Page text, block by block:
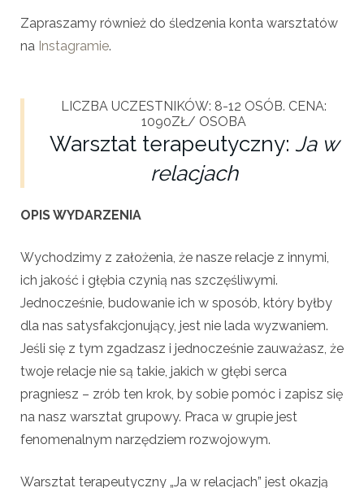
Zapraszamy również do śledzenia konta warsztatów
na Instagramie.
LICZBA UCZESTNIKÓW: 8-12 OSÓB. CENA:
1090ZŁ/ OSOBA
Warsztat terapeutyczny: Ja w
relacjach
OPIS WYDARZENIA
​​​​Wychodzimy z założenia, że nasze relacje z innymi,
ich jakość i głębia czynią nas szczęśliwymi.
Jednocześnie, budowanie ich w sposób, który byłby
dla nas satysfakcjonujący, jest nie lada wyzwaniem.
Jeśli się z tym zgadzasz i jednocześnie zauważasz, że
twoje relacje nie są takie, jakich w głębi serca
pragniesz – zrób ten krok, by sobie pomóc i zapisz się
na nasz warsztat grupowy. Praca w grupie jest
fenomenalnym narzędziem rozwojowym.
Warsztat terapeutyczny „Ja w relacjach” jest okazją